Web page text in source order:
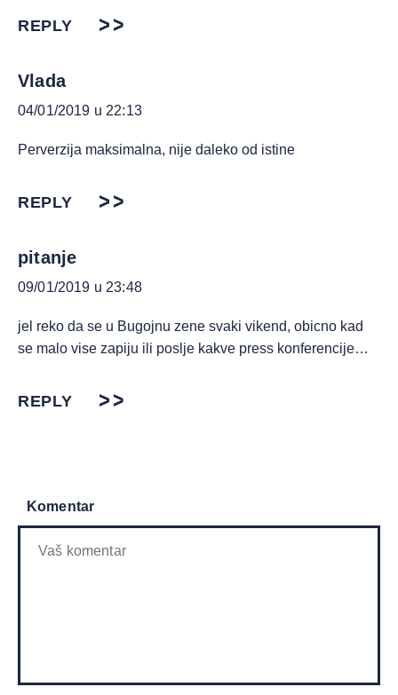
REPLY
Vlada
04/01/2019 u 22:13
Perverzija maksimalna, nije daleko od istine
REPLY
pitanje
09/01/2019 u 23:48
jel reko da se u Bugojnu zene svaki vikend, obicno kad
se malo vise zapiju ili poslje kakve press konferencije…
REPLY
Komentar